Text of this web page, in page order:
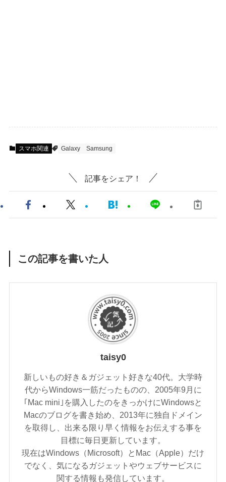
スマホ関連 Galaxy Samsung
記事をシェア！
この記事を書いた人
taisy0
新しいもの好き＆ガジェット好きな40代。大学時
代からWindows一筋だったものの、2005年9月に
｢Mac mini｣を購入したのをきっかけにWindowsと
Macのブログを書き始め、2013年に独自ドメイン
を取得し、出来る限り早く情報をお伝えする事を
目標に毎日更新しています。
現在はWindows（Microsoft）とMac（Apple）だけ
でなく、気になるガジェットやウェブサービスに
関する情報も発信しています。